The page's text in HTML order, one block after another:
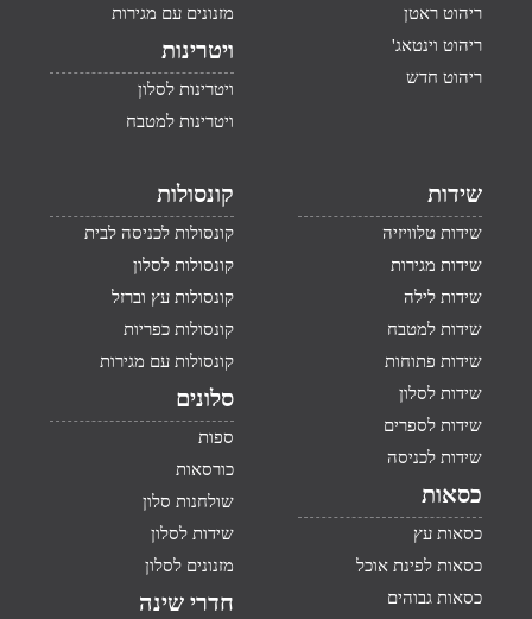
ריהוט ראטן
ריהוט וינטאג'
ריהוט חדש
מזנונים עם מגירות
ויטרינות
ויטרינות לסלון
ויטרינות למטבח
שידות
שידות טלוויזיה
שידות מגירות
שידות לילה
שידות למטבח
שידות פתוחות
שידות לסלון
שידות לספרים
שידות לכניסה
כסאות
כסאות עץ
כסאות לפינת אוכל
כסאות גבוהים
קונסולות
קונסולות לכניסה לבית
קונסולות לסלון
קונסולות עץ וברזל
קונסולות כפריות
קונסולות עם מגירות
סלונים
ספות
כורסאות
שולחנות סלון
שידות לסלון
מזנונים לסלון
חדרי שינה